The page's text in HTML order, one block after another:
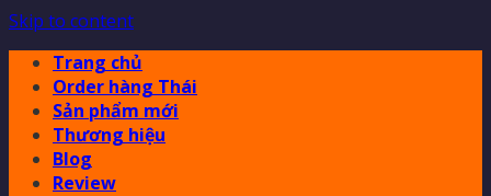
Skip to content
Trang chủ
Order hàng Thái
Sản phẩm mới
Thương hiệu
Blog
Review